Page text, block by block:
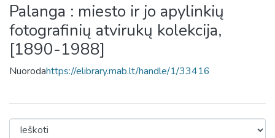
Palanga : miesto ir jo apylinkių
fotografinių atvirukų kolekcija,
[1890-1988]
Nuorodahttps://elibrary.mab.lt/handle/1/33416